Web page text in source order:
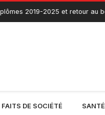
2019-2025 et retour au
FAITS DE SOCIÉTÉ SANTÉ